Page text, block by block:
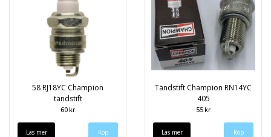
58 RJ18YC Champion
tändstift
60 kr
Läs mer
Tändstift Champion RN14YC
405
55 kr
Läs mer